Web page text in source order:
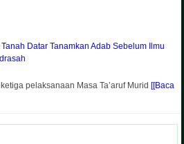
Datar Tanamkan Adab Sebelum Ilmu
pelaksanaan Masa Ta’aruf Murid[[Baca